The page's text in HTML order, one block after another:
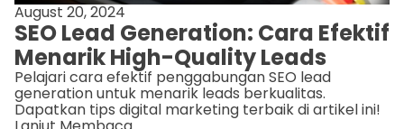
August 20, 2024
SEO Lead Generation: Cara Efektif
Menarik High-Quality Leads
Pelajari cara efektif penggabungan SEO lead
generation untuk menarik leads berkualitas.
Dapatkan tips digital marketing terbaik di artikel ini!